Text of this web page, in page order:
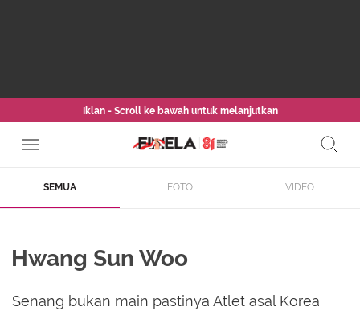
Iklan - Scroll ke bawah untuk melanjutkan
SEMUA FOTO VIDEO
Hwang Sun Woo
Senang bukan main pastinya Atlet asal Korea